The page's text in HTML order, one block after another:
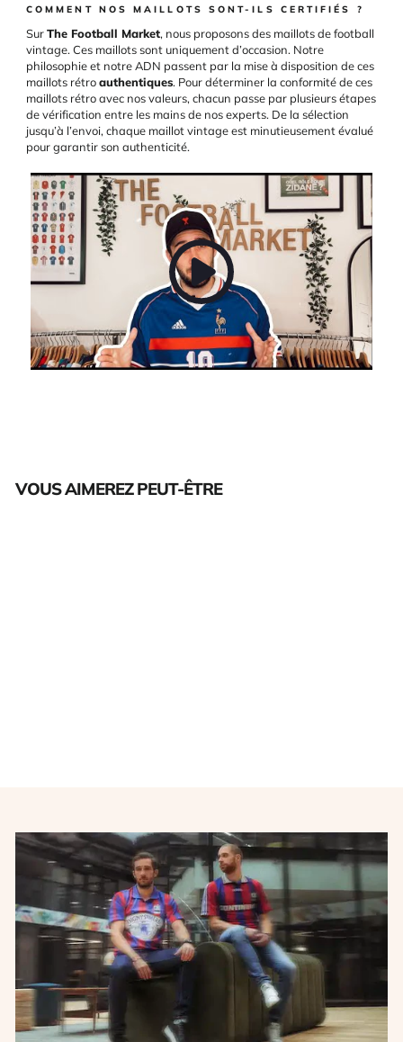
COMMENT NOS MAILLOTS SONT-ILS CERTIFIÉS ?
SurThe Football Market, nous proposons des maillots de football
vintage. Ces maillots sont uniquement d’occasion. Notre
philosophie et notre ADN passent par la mise à disposition de ces
maillots rétroauthentiques. Pour déterminer la conformité de ces
maillots rétro avec nos valeurs, chacun passe par plusieurs étapes
de vérification entre les mains de nos experts. De la sélection
jusqu’à l’envoi, chaque maillot vintage est minutieusement évalué
pour garantir son authenticité.
VOUS AIMEREZ PEUT-ÊTRE